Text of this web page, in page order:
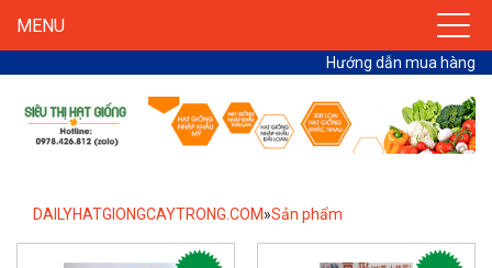
MENU
Hướng dẫn mua hàng
DAILYHATGIONGCAYTRONG.COM»Sản phẩm